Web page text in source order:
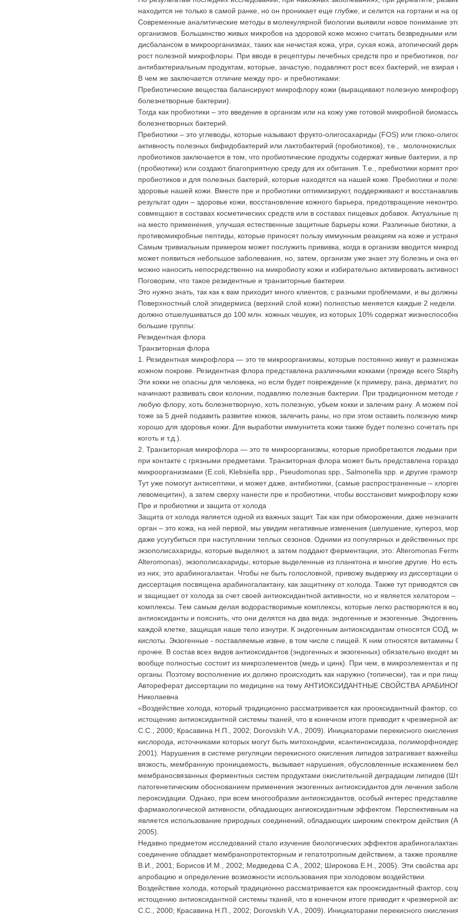
находится не только в самой ранке, но он проникает еще глубже, и селится на гортани и на
Современные аналитические методы в молекулярной биологии выявили новое понимание
организмов. Большинство живых микробов на здоровой коже можно считать безвредными
дисбалансом в микроорганизмах, таких как нечистая кожа, угри, сухая кожа, атопический
рост полезной микрофлоры. При вводе в рецептуры лечебных средств про и пребиотиков,
антибактериальным продуктам, которые, зачастую, подавляют рост всех бактерий, не
В чем же заключается отличие между про- и пребиотиками:
Пребиотические вещества балансируют микрофлору кожи (выращивают полезную
болезнетворные бактерии).
Тогда как пробиотики – это введение в организм или на кожу уже готовой микробной
болезнетворных бактерий.
Пребиотики – это углеводы, которые называют фрукто-олигосахариды (FOS) или глюко-
активность полезных бифидобактерий или лактобактерий (пробиотиков), т.е.,
пробиотиков заключается в том, что пробиотические продукты содержат живые бактерии, а
(пробиотики) или создают благоприятную среду для их обитания. Т.е., пребиотики кормят
пробиотиков и для полезных бактерий, которые находятся на нашей коже. Пребиотики и
здоровье нашей кожи. Вместе пре и пробиотики оптимизируют, поддерживают и
результат один – здоровье кожи, восстановление кожного барьера, предотвращение
совмещают в составах косметических средств или в составах пищевых добавок.
на место применения, улучшая естественные защитные барьеры кожи. Различные биотики, а
противомикробные пептиды, которые приносят пользу иммунным реакциям на коже и
Самым тривиальным примером может послужить прививка, когда в организм вводится
может появиться небольшое заболевания, но, затем, организм уже знает эту болезнь и она
можно наносить непосредственно на микробиоту кожи и избирательно активировать
Поговорим, что такое резидентные и транзиторные бактерии.
Это нужно знать, так как к вам приходит много клиентов, с разными проблемами, и вы
Поверхностный слой эпидермиса (верхний слой кожи) полностью меняется каждые 2
должно отшелушиваться до 100 млн. кожных чешуек, из которых 10% содержат
большие группы:
Резидентная флора
Транзиторная флора
1. Резидентная микрофлора — это те микроорганизмы, которые постоянно живут и
кожном покрове. Резидентная флора представлена различными кокками (прежде всего
Эти кокки не опасны для человека, но если будет повреждение (к примеру, рана, дерматит,
начинают развивать свои колонии, подавляю полезные бактерии. При традиционном
любую флору, хоть болезнетворную, хоть полезную, убьем кокки и залечим рану. А можем
тоже за 5 дней подавить развитие кокков, залечить раны, но при этом оставить полезную
хорошо для здоровья кожи. Для выработки иммунитета кожи также будет полезно сочетать
коготь и т.д.).
2. Транзиторная микрофлора — это те микроорганизмы, которые приобретаются людьми
при контакте с грязными предметами. Транзиторная флора может быть представлена
микроорганизмами (E.coli, Klebsiella spp., Pseudomonas spp., Salmonella spp. и другие
Тут уже помогут антисептики, и может даже, антибиотики, (самые распространенные –
левомецитин), а затем сверху нанести пре и пробиотики, чтобы восстановит микрофлору
Пре и пробиотики и защита от холода
Защита от холода является одной из важных защит. Так как при обморожении, даже
орган – это кожа, на ней первой, мы увидим негативные изменения (шелушение, купероз,
даже усугубиться при наступлении теплых сезонов. Одними из популярных и действенных
экзополисахариды, которые выделяют, а затем поддают ферментации, это: Alteromonas
Alteromonas), экзополисахариды, которые выделенные из планктона и многие другие. Но
из них, это арабиногалактан. Чтобы не быть голословной, привожу выдержку из
диссертация посвящена арабиногалактану, как защитнику от холода. Также тут приводятся
и защищает от холода за счет своей антиоксидантной активности, но и является хелатором
комплексы. Тем самым делая водорастворимые комплексы, которые легко растворяются в
антиоксиданты и пояснить, что они делятся на два вида: эндогенные и экзогенные.
каждой клетке, защищая наше тело изнутри. К эндогенным антиоксидантам относятся СОД,
кислоты. Экзогенные - поставляемые извне, в том числе с пищей. К ним относятся
прочее. В состав всех видов антиоксидантов (эндогенных и экзогенных) обязательно
вообще полностью состоит из микроэлементов (медь и цинк). При чем, в микроэлементах и
органы. Поэтому восполнение их должно происходить как наружно (топически), так и при
Автореферат диссертации по медицине на тему АНТИОКСИДАНТНЫЕ СВОЙСТВА
Николаевна
«Воздействие холода, который традиционно рассматривается как прооксидантный фактор,
истощению антиоксидантной системы тканей, что в конечном итоге приводит к чрезмерной
С.С., 2000; Красавина Н.П., 2002; Dorovskih V.A., 2009). Инициаторами перекисного
кислорода, источниками которых могут быть митохондрии, ксантиноксидаза,
2001). Нарушения в системе регуляции перекисного окисления липидов затрагивает
вязкость, мембранную проницаемость, вызывает нарушения, обусловленные искажением
мембраносвязанных ферментных систем продуктами окислительной деградации липидов
патогенетическим обоснованием применения экзогенных антиоксидантов для лечения
пероксидации. Однако, при всем многообразии антиоксидантов, особый интерес
фармакологической активности, обладающих ангиоксидантным эффектом. Перспективным
является использование природных соединений, обладающих широким спектром действия
2005).
Недавно предметом исследований стало изучение биологических эффектов
соединение обладает мембранопротекторным и гепатотропным действием, а также
В.И., 2001; Борисов И.М., 2002; Медведева С.А., 2002; Широкова E.H., 2005). Эти свойства
апробацию и определение возможности использования при холодовом воздействии.
Воздействие холода, который традиционно рассматривается как прооксидантный фактор,
истощению антиоксидантной системы тканей, что в конечном итоге приводит к чрезмерной
С.С., 2000; Красавина Н.П., 2002; Dorovskih V.A., 2009). Инициаторами перекисного